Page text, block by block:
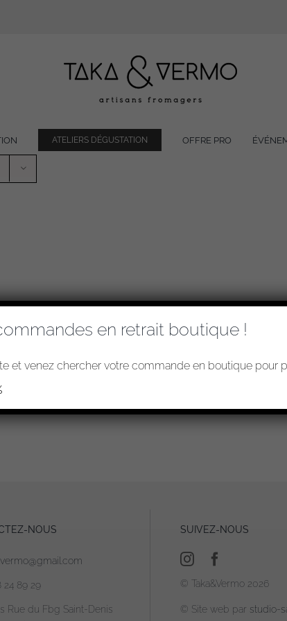
ATELIERS DÉGUSTATION OFFRE PRO
NOUS
24 89 29
Rue du Fbg Saint-Denis
SUIVEZ-NOUS
© Taka&Vermo 2026
© Site web par studio-
en retrait boutique !
et venez chercher votre commande en boutique pour